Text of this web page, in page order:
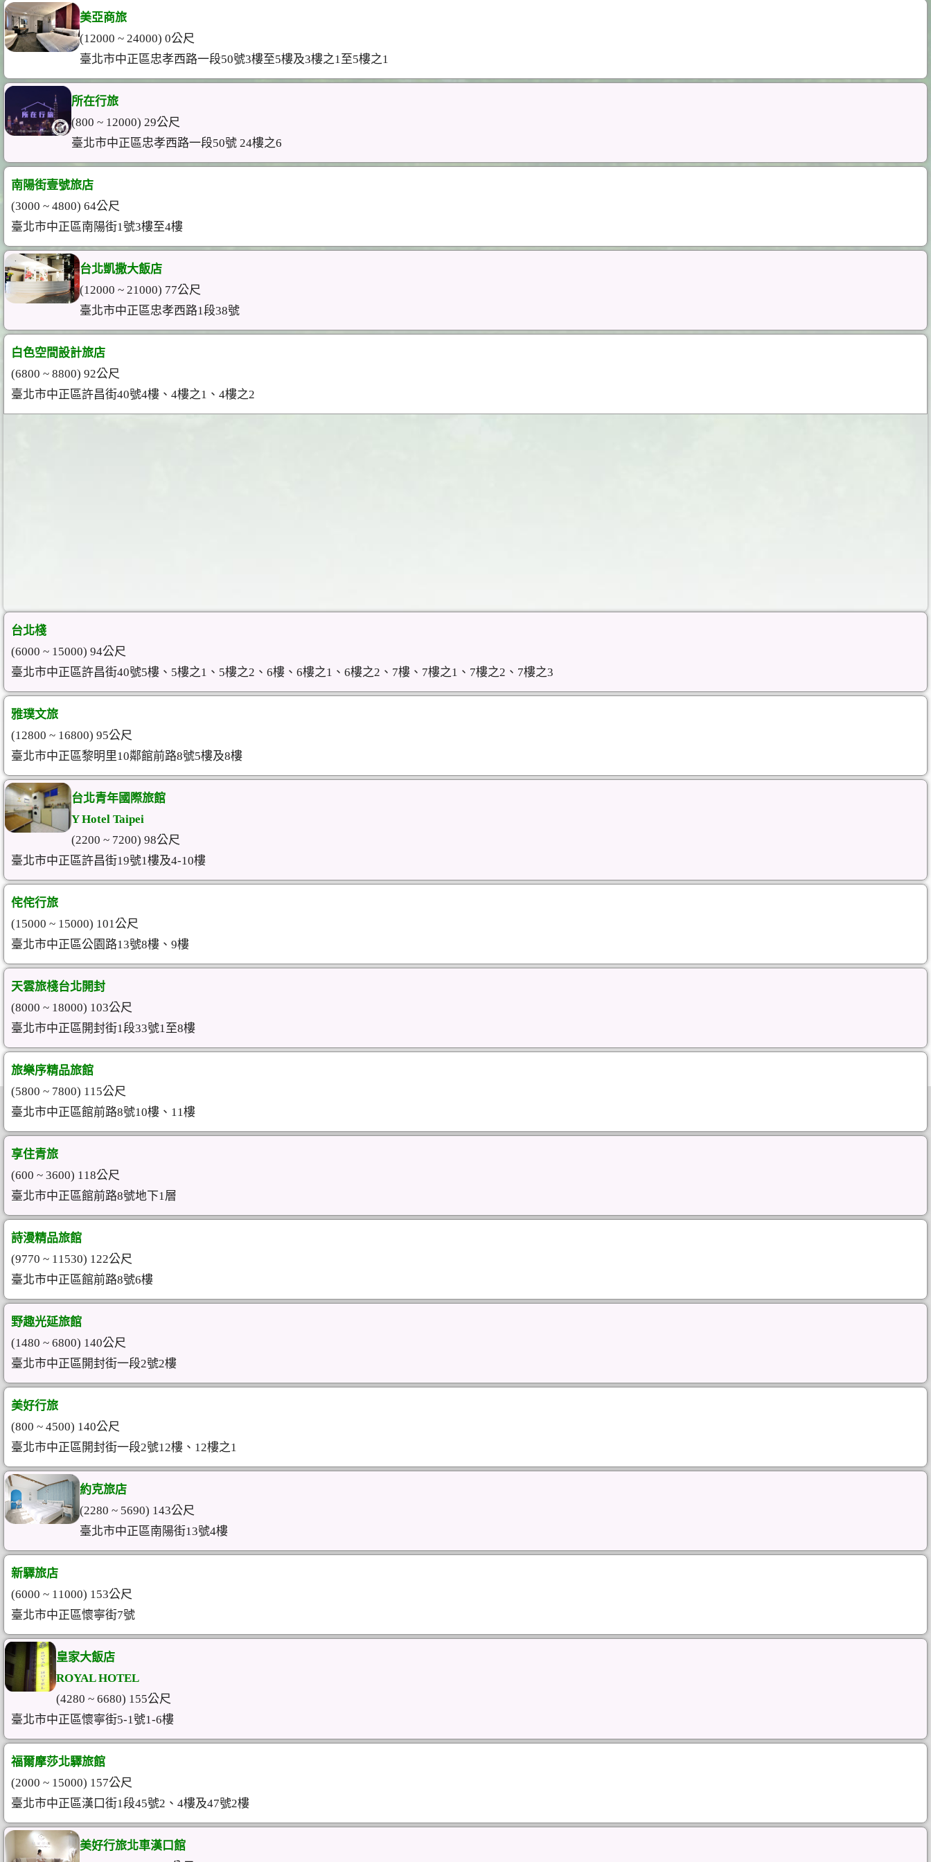
美亞商旅
(12000 ~ 24000) 0公尺
臺北市中正區忠孝西路一段50號3樓至5樓及3樓之1至5樓之1
所在行旅
(800 ~ 12000) 29公尺
臺北市中正區忠孝西路一段50號 24樓之6
南陽街壹號旅店
(3000 ~ 4800) 64公尺
臺北市中正區南陽街1號3樓至4樓
台北凱撒大飯店
(12000 ~ 21000) 77公尺
臺北市中正區忠孝西路1段38號
白色空間設計旅店
(6800 ~ 8800) 92公尺
臺北市中正區許昌街40號4樓、4樓之1、4樓之2
台北棧
(6000 ~ 15000) 94公尺
臺北市中正區許昌街40號5樓、5樓之1、5樓之2、6樓、6樓之1、6樓之2、7樓、7樓之1、7樓之2、7樓之3
雅璞文旅
(12800 ~ 16800) 95公尺
臺北市中正區黎明里10鄰館前路8號5樓及8樓
台北青年國際旅館
Y Hotel Taipei
(2200 ~ 7200) 98公尺
臺北市中正區許昌街19號1樓及4-10樓
侘侘行旅
(15000 ~ 15000) 101公尺
臺北市中正區公園路13號8樓、9樓
天雲旅棧台北開封
(8000 ~ 18000) 103公尺
臺北市中正區開封街1段33號1至8樓
旅樂序精品旅館
(5800 ~ 7800) 115公尺
臺北市中正區館前路8號10樓、11樓
享住青旅
(600 ~ 3600) 118公尺
臺北市中正區館前路8號地下1層
詩漫精品旅館
(9770 ~ 11530) 122公尺
臺北市中正區館前路8號6樓
野趣光延旅館
(1480 ~ 6800) 140公尺
臺北市中正區開封街一段2號2樓
美好行旅
(800 ~ 4500) 140公尺
臺北市中正區開封街一段2號12樓、12樓之1
約克旅店
(2280 ~ 5690) 143公尺
臺北市中正區南陽街13號4樓
新驛旅店
(6000 ~ 11000) 153公尺
臺北市中正區懷寧街7號
皇家大飯店
ROYAL HOTEL
(4280 ~ 6680) 155公尺
臺北市中正區懷寧街5-1號1-6樓
福爾摩莎北驛旅館
(2000 ~ 15000) 157公尺
臺北市中正區漢口街1段45號2、4樓及47號2樓
美好行旅北車漢口館